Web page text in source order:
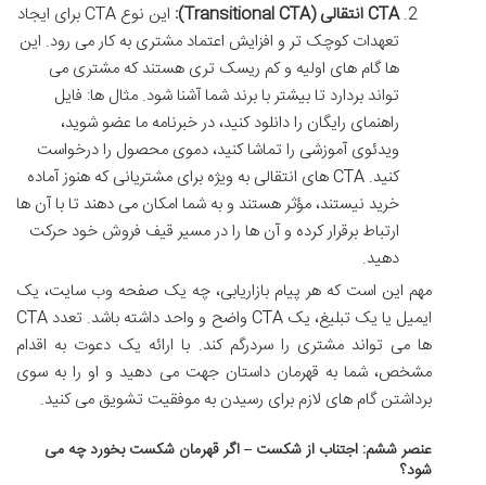
CTA انتقالی (Transitional CTA):
این نوع CTA برای ایجاد
تعهدات کوچک تر و افزایش اعتماد مشتری به کار می رود. این
ها گام های اولیه و کم ریسک تری هستند که مشتری می
تواند بردارد تا بیشتر با برند شما آشنا شود. مثال ها: فایل
راهنمای رایگان را دانلود کنید، در خبرنامه ما عضو شوید،
ویدئوی آموزشی را تماشا کنید، دموی محصول را درخواست
کنید. CTA های انتقالی به ویژه برای مشتریانی که هنوز آماده
خرید نیستند، مؤثر هستند و به شما امکان می دهند تا با آن ها
ارتباط برقرار کرده و آن ها را در مسیر قیف فروش خود حرکت
دهید.
مهم این است که هر پیام بازاریابی، چه یک صفحه وب سایت، یک
ایمیل یا یک تبلیغ، یک CTA واضح و واحد داشته باشد. تعدد CTA
ها می تواند مشتری را سردرگم کند. با ارائه یک دعوت به اقدام
مشخص، شما به قهرمان داستان جهت می دهید و او را به سوی
برداشتن گام های لازم برای رسیدن به موفقیت تشویق می کنید.
عنصر ششم: اجتناب از شکست – اگر قهرمان شکست بخورد چه می
شود؟